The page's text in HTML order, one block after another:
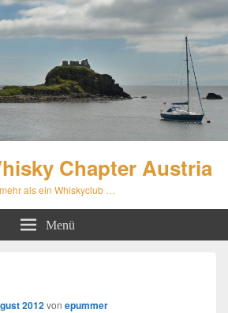
Chapter Austria
als ein Whiskyclub …
Menü
2012von epummer